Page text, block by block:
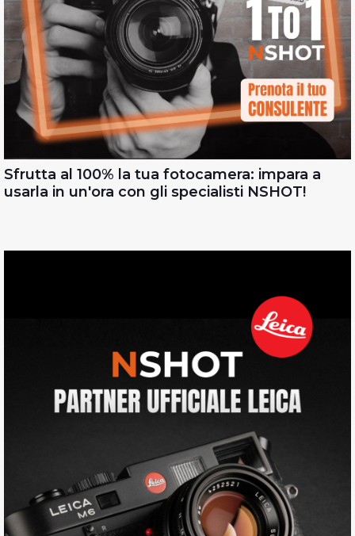
Sfrutta al 100% la tua fotocamera: impara a
usarla in un'ora con gli specialisti NSHOT!